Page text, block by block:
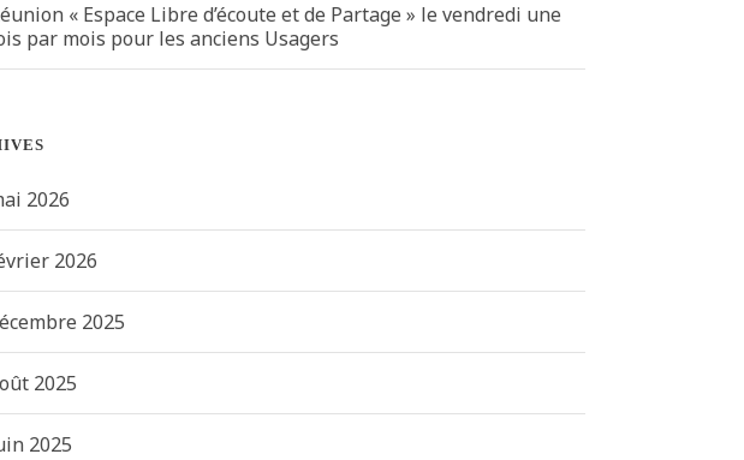
« Espace Libre d’écoute et de Partage » le vendredi une
par mois pour les anciens Usagers
2026
2026
2025
2025
2025